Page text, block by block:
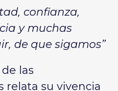
confianza,
y muchas
de que sigamos”
las
relata su vivencia